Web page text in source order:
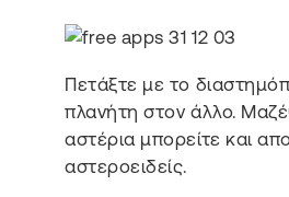
Πετάξτε με το
πλανήτη στον άλλο.
αστέρια μπορείτε και
αστεροειδείς.